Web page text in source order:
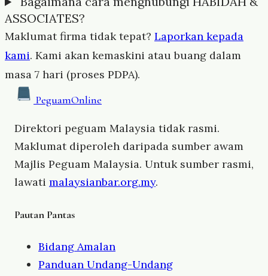
ASSOCIATES?
Maklumat firma tidak tepat? Laporkan kepada
kami. Kami akan kemaskini atau buang dalam
masa 7 hari (proses PDPA).
PeguamOnline
Direktori peguam Malaysia tidak rasmi.
Maklumat diperoleh daripada sumber awam
Majlis Peguam Malaysia. Untuk sumber rasmi,
lawati malaysianbar.org.my.
Pautan Pantas
Bidang Amalan
Panduan Undang-Undang